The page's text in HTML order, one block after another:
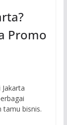
Promo
tamu bisnis.